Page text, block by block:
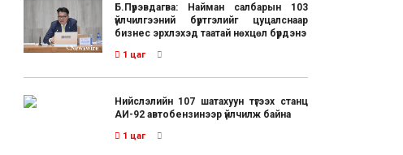
Б.Пүрэвдагва: Найман салбарын 103
үйлчилгээний бүртгэлийг цуцалснаар
бизнес эрхлэхэд таатай нөхцөл бүрдэнэ
1 цаг
Нийслэлийн 107 шатахуун түгээх станц
АИ-92 автобензинээр үйлчилж байна
1 цаг